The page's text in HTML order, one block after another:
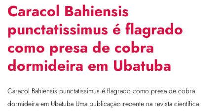
Caracol Bahiensis
punctatissimus é flagrado
como presa de cobra
dormideira em Ubatuba
Caracol Bahiensis punctatissimus é flagrado como presa de cobra
dormideira em Ubatuba Uma publicação recente na revista científica